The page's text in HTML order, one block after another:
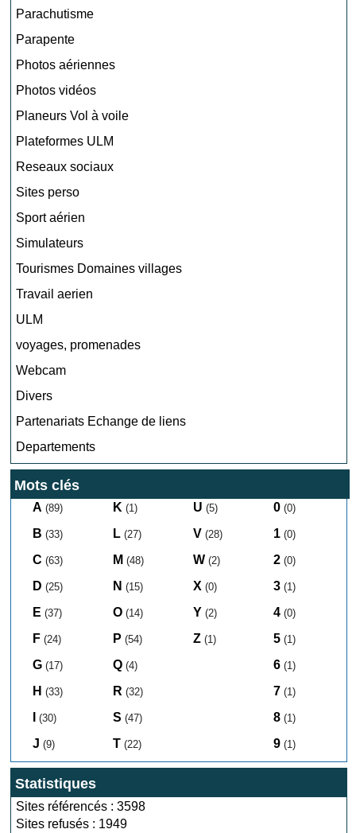
Parachutisme
Parapente
Photos aériennes
Photos vidéos
Planeurs Vol à voile
Plateformes ULM
Reseaux sociaux
Sites perso
Sport aérien
Simulateurs
Tourismes Domaines villages
Travail aerien
ULM
voyages, promenades
Webcam
Divers
Partenariats Echange de liens
Departements
Mots clés
A (89)
B (33)
C (63)
D (25)
E (37)
F (24)
G (17)
H (33)
(30)
J (9)
K (1)
L (27)
M (48)
N (15)
O (14)
P (54)
Q (4)
R (32)
S (47)
T (22)
U (5)
V (28)
W (2)
X (0)
Y (2)
Z (1)
0 (0)
1 (0)
2 (0)
3 (1)
4 (0)
5 (1)
6 (1)
7 (1)
8 (1)
9 (1)
Statistiques
Sites référencés : 3598
Sites refusés : 1949